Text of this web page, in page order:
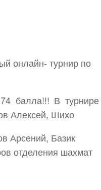
онлайн- турнир по
балла!!! В турнире
Алексей, Шихо
Арсений, Базик
отделения шахмат